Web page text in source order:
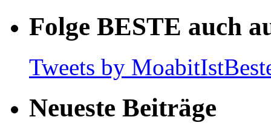
Folge BESTE auch
Tweets by
Neueste Beiträge